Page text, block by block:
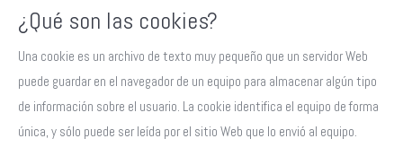
¿Qué son las cookies?
Una cookie es un archivo de texto muy pequeño que un servidor Web
puede guardar en el navegador de un equipo para almacenar algún tipo
de información sobre el usuario. La cookie identifica el equipo de forma
única, y sólo puede ser leída por el sitio Web que lo envió al equipo.